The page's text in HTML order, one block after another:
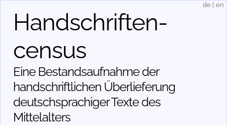
Handschriften­
census
Eine Bestandsaufnahme der
handschriftlichen Über­lieferung
deutschsprachiger Texte des
Mittelalters
de en